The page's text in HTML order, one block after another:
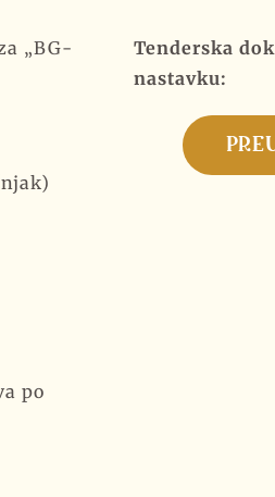
„BG-
po
Tenderska
nastavku: